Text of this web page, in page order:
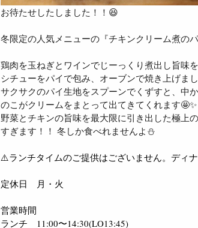
お待たせしたしました！！😆
冬限定の人気メニューの『チキンクリーム煮の
鶏肉を玉ねぎとワインでじーっくり煮出し旨味
シチューをパイで包み、オーブンで焼き上げま
サクサクのパイ生地をスプーンでくずすと、中
のこがクリームをまとって出てきてくれます🤩✨
野菜とチキンの旨味を最大限に引き出した極上
すぎます！！ 冬しか食べれませんよ⛄️
⚠️ランチタイムのご提供はございません。ディ
定休日 月・火
営業時間
ランチ 11:00〜14:30(LO13:45)